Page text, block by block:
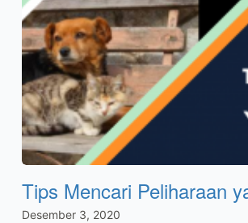
Tips Mencari Peliharaan
Desember 3, 2020